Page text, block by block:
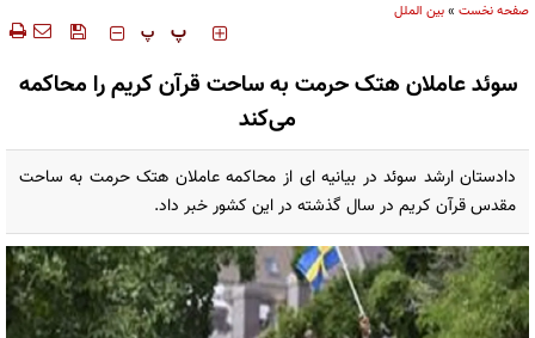
صفحه نخست »بین الملل
‍‍‍ پ پ
سوئد عاملان هتک حرمت به ساحت قرآن کریم را محاکمه
می‌کند
دادستان ارشد سوئد در بیانیه‌ ای از محاکمه عاملان هتک حرمت به ساحت
مقدس قرآن کریم در سال گذشته در این کشور خبر داد.